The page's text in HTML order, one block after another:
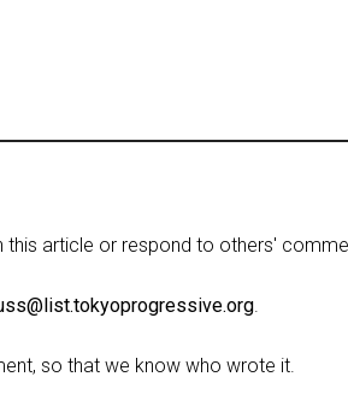
this article or respond to others'
.
so that we know who wrote it.